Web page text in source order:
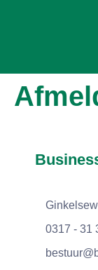
0317 - 31